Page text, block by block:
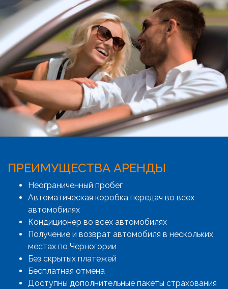
ПРЕИМУЩЕСТВА АРЕНДЫ
Неограниченный пробег
Автоматическая коробка передач во всех
автомобилях
Кондиционер во всех автомобилях
Получение и возврат автомобиля в нескольких
местах по Черногории
Без скрытых платежей
Бесплатная отмена
Доступны дополнительные пакеты страхования